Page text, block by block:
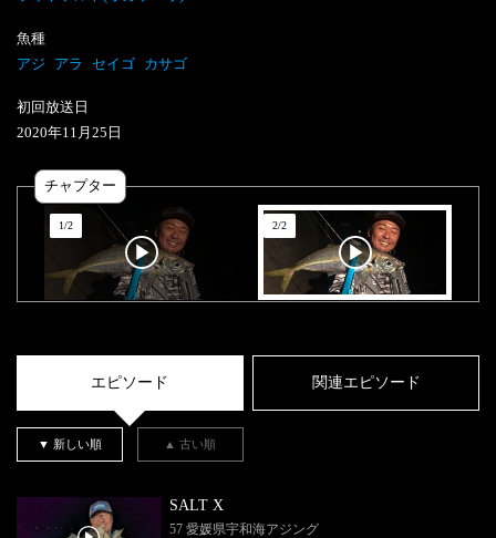
魚種
アジ
アラ セイゴ カサゴ
初回放送日
2020年11 月 25 日
チャプター
1/2 2/2
エピソード 関連エピソード
▼ 新しい順 ▲ 古い順
SALT X
57 愛媛県宇和海アジング